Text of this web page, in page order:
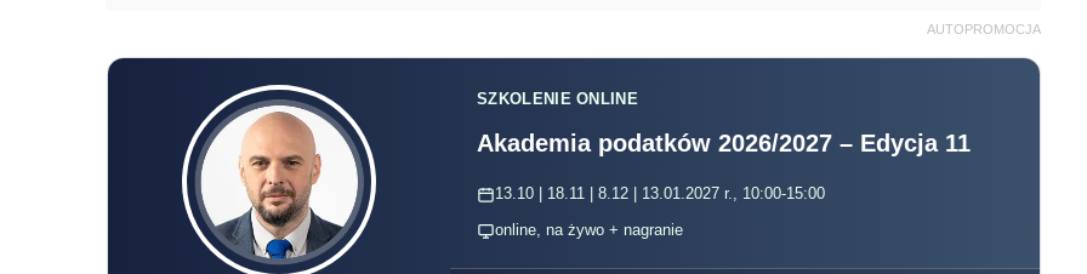
AUTOPROMOCJA
SZKOLENIE ONLINE
Akademia podatków 2026/2027 – Edycja 11
13.10 | 18.11 | 8.12 | 13.01.2027 r., 10:00-15:00
online, na żywo + nagranie